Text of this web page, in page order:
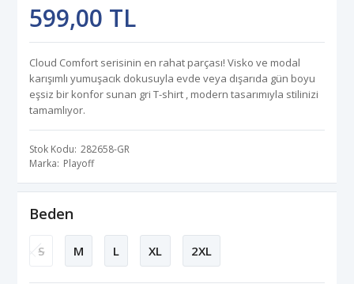
599,00 TL
Cloud Comfort serisinin en rahat parçası! Visko ve modal
karışımlı yumuşacık dokusuyla evde veya dışarıda gün boyu
eşsiz bir konfor sunan gri T-shirt , modern tasarımıyla stilinizi
tamamlıyor.
Stok Kodu 282658-GR
Marka Playoff
Beden
S M L XL 2XL